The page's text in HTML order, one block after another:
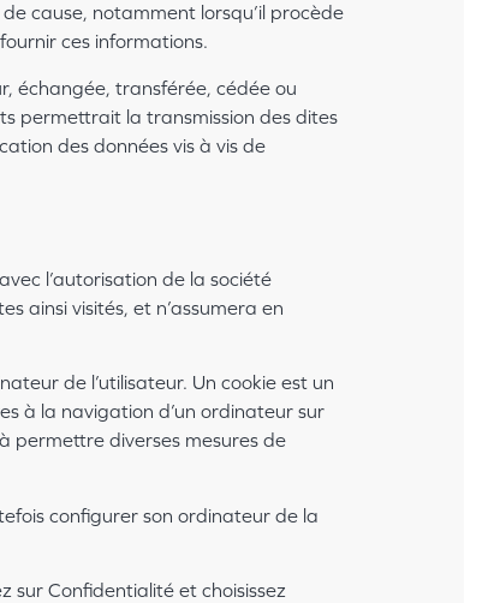
cause, notamment lorsqu’il procède
ces informations.
échangée, transférée, cédée ou
permettrait la transmission des dites
des données vis à vis de
l’autorisation de la société
ainsi visités, et n’assumera en
de l’utilisateur. Un cookie est un
à la navigation d’un ordinateur sur
permettre diverses mesures de
configurer son ordinateur de la
Confidentialité et choisissez